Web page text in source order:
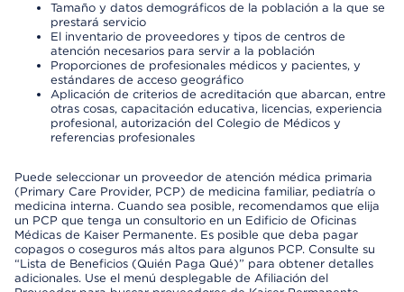
Tamaño y datos demográficos de la población a la que se
prestará servicio
El inventario de proveedores y tipos de centros de
atención necesarios para servir a la población
Proporciones de profesionales médicos y pacientes, y
estándares de acceso geográfico
Aplicación de criterios de acreditación que abarcan, entre
otras cosas, capacitación educativa, licencias, experiencia
profesional, autorización del Colegio de Médicos y
referencias profesionales
Puede seleccionar un proveedor de atención médica primaria
(Primary Care Provider, PCP) de medicina familiar, pediatría o
medicina interna. Cuando sea posible, recomendamos que elija
un PCP que tenga un consultorio en un Edificio de Oficinas
Médicas de Kaiser Permanente. Es posible que deba pagar
copagos o coseguros más altos para algunos PCP. Consulte su
“Lista de Beneficios (Quién Paga Qué)” para obtener detalles
adicionales. Use el menú desplegable de Afiliación del